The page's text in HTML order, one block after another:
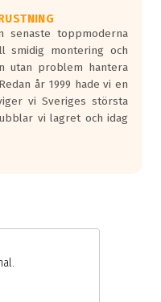
senaste toppmoderna
smidig montering och
utan problem hantera
år 1999 hade vi en
vi Sveriges största
vi lagret och idag